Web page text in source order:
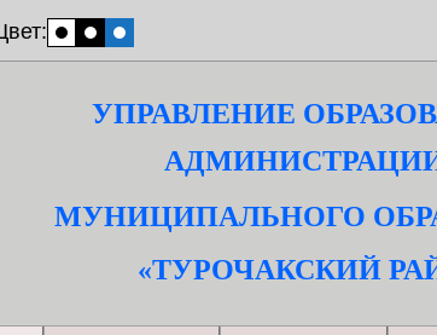
УПРАВЛЕНИЕ
МУНИЦИПАЛЬНОГО
«ТУРОЧАКСКИЙ